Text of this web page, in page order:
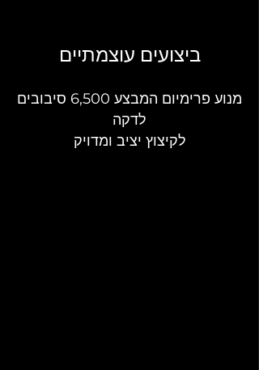
ביצועים עוצמתיים
מנוע פרימיום המבצע 6,500 סיבובים
לדקה
לקיצוץ יציב ומדויק